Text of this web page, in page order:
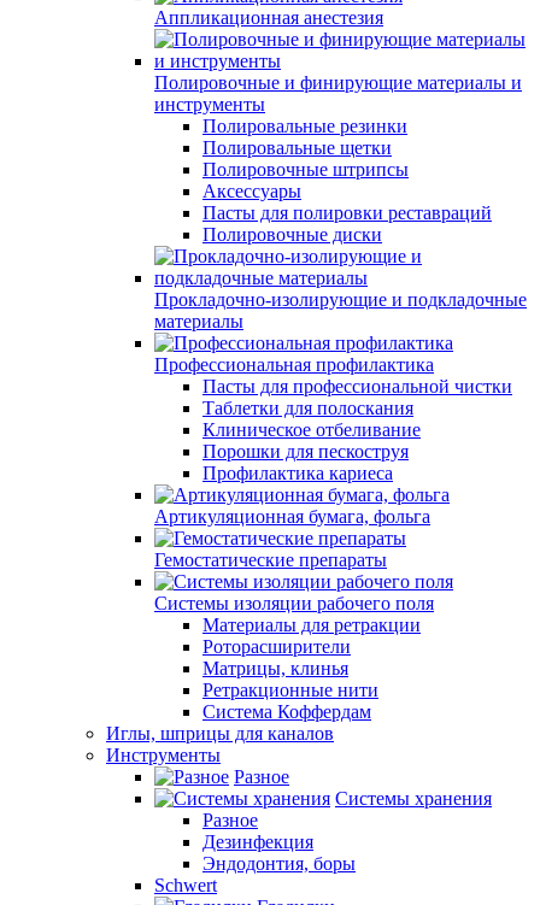
Аппликационная анестезия
Полировочные и финирующие материалы и
инструменты
Полировальные резинки
Полировальные щетки
Полировочные штрипсы
Аксессуары
Пасты для полировки реставраций
Полировочные диски
Прокладочно-изолирующие и подкладочные
материалы
Профессиональная профилактика
Пасты для профессиональной чистки
Таблетки для полоскания
Клиническое отбеливание
Порошки для пескоструя
Профилактика кариеса
Артикуляционная бумага, фольга
Гемостатические препараты
Системы изоляции рабочего поля
Материалы для ретракции
Роторасширители
Матрицы, клинья
Ретракционные нити
Система Коффердам
Иглы, шприцы для каналов
Инструменты
Разное
Системы хранения
Разное
Дезинфекция
Эндодонтия, боры
Schwert